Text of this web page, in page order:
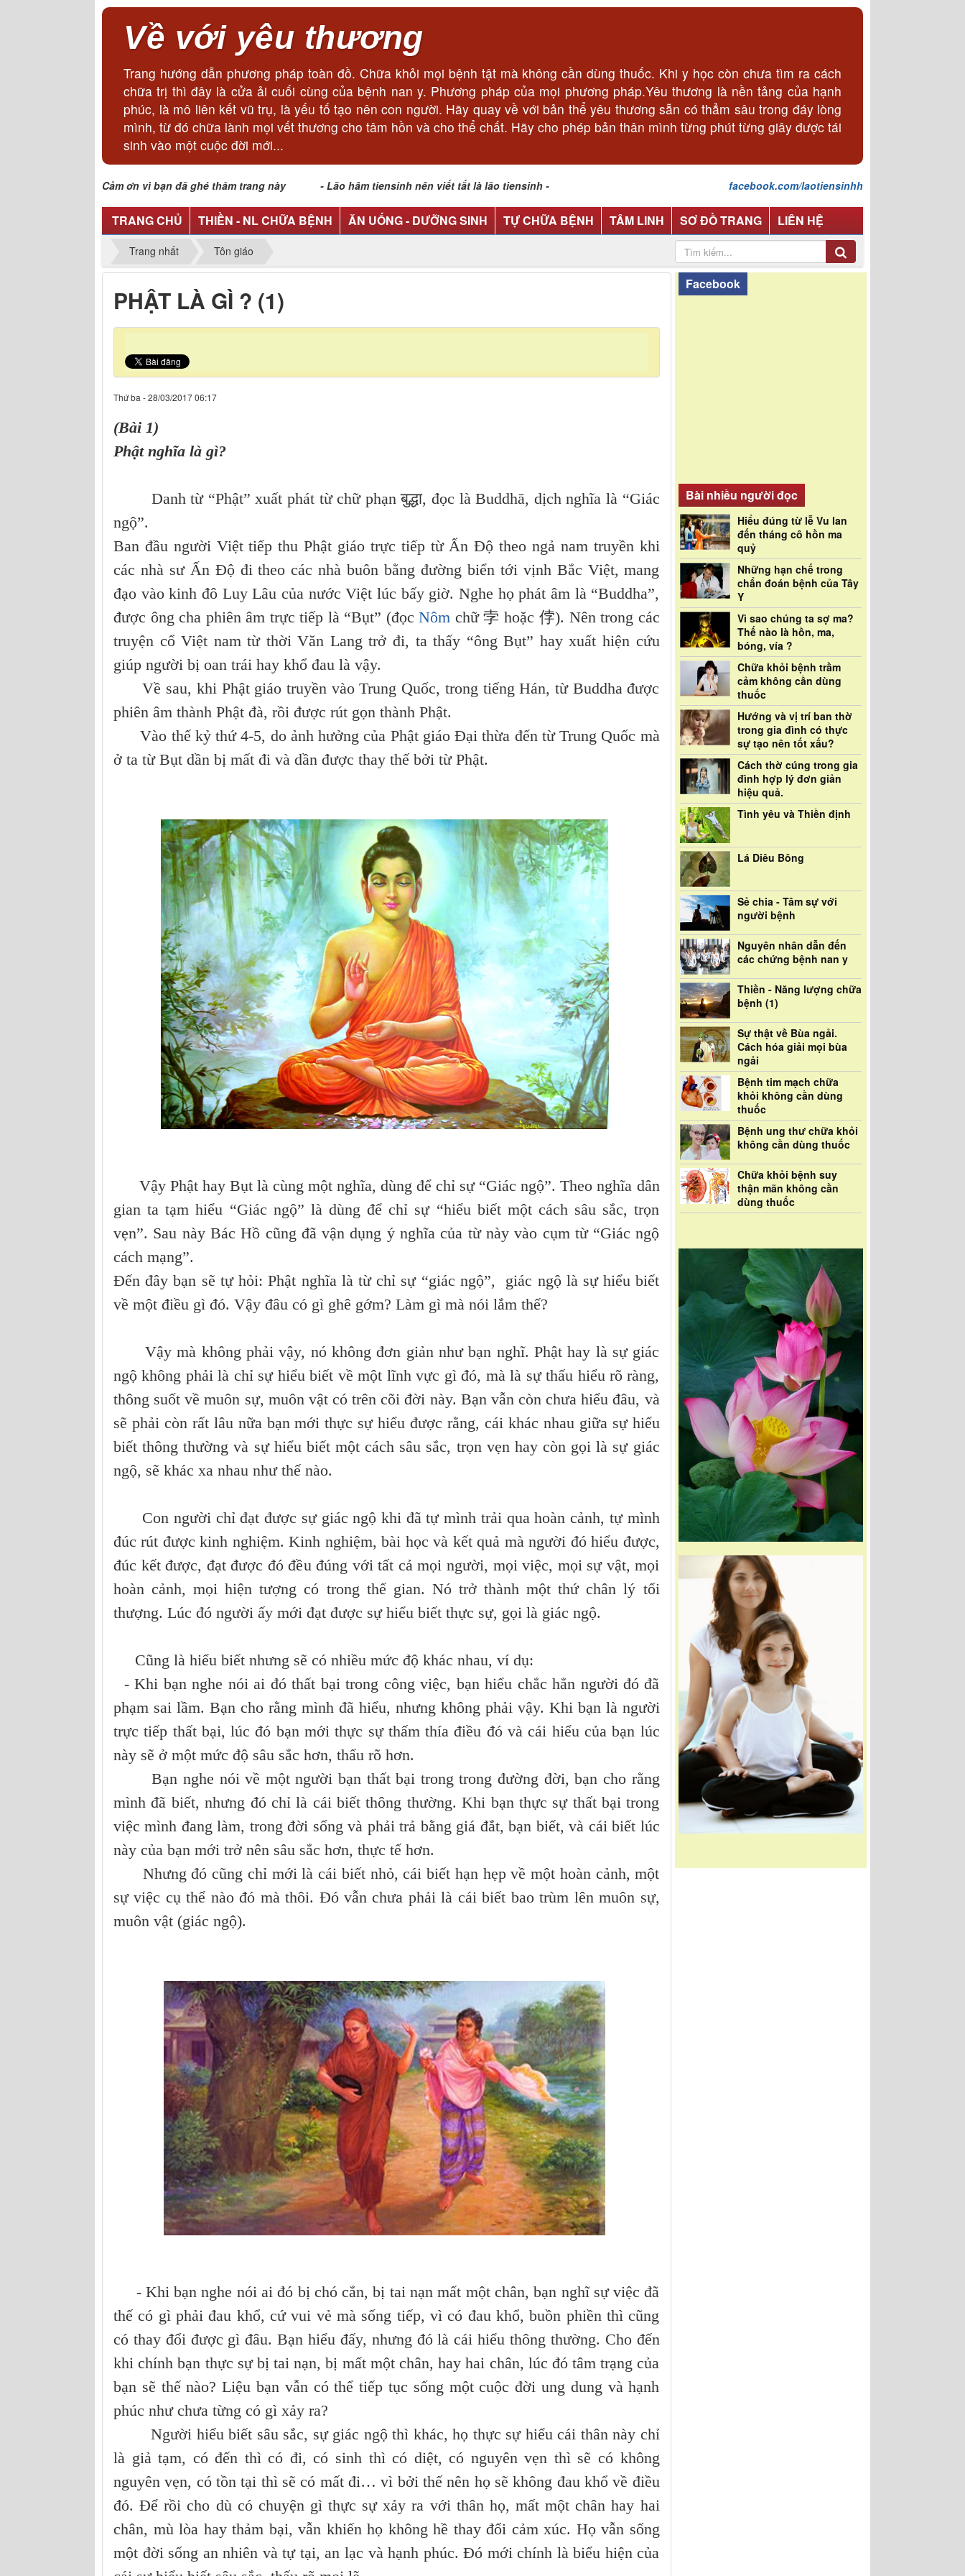
Về với yêu thương
Trang hướng dẫn phương pháp toàn đồ. Chữa khỏi mọi bệnh tật mà không cần dùng thuốc. Khi y học còn chưa tìm ra cách
chữa trị thì đây là cửa ải cuối cùng của bệnh nan y. Phương pháp của mọi phương pháp.Yêu thương là nền tảng của hạnh
phúc, là mô liên kết vũ trụ, là yếu tố tạo nên con người. Hãy quay về với bản thể yêu thương sẵn có thẳm sâu trong đáy lòng
mình, từ đó chữa lành mọi vết thương cho tâm hồn và cho thể chất. Hãy cho phép bản thân mình từng phút từng giây được tái
sinh vào một cuộc đời mới...
Cảm ơn vì bạn đã ghé thăm trang này - Lão hâm tiensinh nên viết tắt là lão tiensinh - facebook.com/laotiensinhh
TRANG CHỦ THIỀN - NL CHỮA BỆNH ĂN UỐNG - DƯỠNG SINH TỰ CHỮA BỆNH TÂM LINH SƠ ĐỒ TRANG LIÊN HỆ
Trang nhất Tôn giáo
PHẬT LÀ GÌ ? (1)
Thứ ba - 28/03/2017 06:17
(Bài 1)
Phật nghĩa là gì?
Danh từ “Phật” xuất phát từ chữ phạn बुद्धा, đọc là Buddhā, dịch nghĩa là “Giác
ngộ”.
Ban đầu người Việt tiếp thu Phật giáo trực tiếp từ Ấn Độ theo ngả nam truyền khi
các nhà sư Ấn Độ đi theo các nhà buôn bằng đường biển tới vịnh Bắc Việt, mang
đạo vào kinh đô Luy Lâu của nước Việt lúc bấy giờ. Nghe họ phát âm là “Buddha”,
được ông cha phiên âm trực tiếp là “Bụt” (đọc Nôm chữ 孛 hoặc 侼). Nên trong các
truyện cổ Việt nam từ thời Văn Lang trở đi, ta thấy “ông Bụt” hay xuất hiện cứu
giúp người bị oan trái hay khổ đau là vậy.
Về sau, khi Phật giáo truyền vào Trung Quốc, trong tiếng Hán, từ Buddha được
phiên âm thành Phật đà, rồi được rút gọn thành Phật.
Vào thế kỷ thứ 4-5, do ảnh hưởng của Phật giáo Đại thừa đến từ Trung Quốc mà
ở ta từ Bụt dần bị mất đi và dần được thay thế bởi từ Phật.
Vậy Phật hay Bụt là cùng một nghĩa, dùng để chỉ sự “Giác ngộ”. Theo nghĩa dân
gian ta tạm hiểu “Giác ngộ” là dùng để chỉ sự “hiểu biết một cách sâu sắc, trọn
vẹn”. Sau này Bác Hồ cũng đã vận dụng ý nghĩa của từ này vào cụm từ “Giác ngộ
cách mạng”.
Đến đây bạn sẽ tự hỏi: Phật nghĩa là từ chỉ sự “giác ngộ”, giác ngộ là sự hiểu biết
về một điều gì đó. Vậy đâu có gì ghê gớm? Làm gì mà nói lắm thế?
Vậy mà không phải vậy, nó không đơn giản như bạn nghĩ. Phật hay là sự giác
ngộ không phải là chỉ sự hiểu biết về một lĩnh vực gì đó, mà là sự thấu hiểu rõ ràng,
thông suốt về muôn sự, muôn vật có trên cõi đời này. Bạn vẫn còn chưa hiểu đâu, và
sẽ phải còn rất lâu nữa bạn mới thực sự hiểu được rằng, cái khác nhau giữa sự hiểu
biết thông thường và sự hiểu biết một cách sâu sắc, trọn vẹn hay còn gọi là sự giác
ngộ, sẽ khác xa nhau như thế nào.
Con người chỉ đạt được sự giác ngộ khi đã tự mình trải qua hoàn cảnh, tự mình
đúc rút được kinh nghiệm. Kinh nghiệm, bài học và kết quả mà người đó hiểu được,
đúc kết được, đạt được đó đều đúng với tất cả mọi người, mọi việc, mọi sự vật, mọi
hoàn cảnh, mọi hiện tượng có trong thế gian. Nó trở thành một thứ chân lý tối
thượng. Lúc đó người ấy mới đạt được sự hiểu biết thực sự, gọi là giác ngộ.
Cũng là hiểu biết nhưng sẽ có nhiều mức độ khác nhau, ví dụ:
- Khi bạn nghe nói ai đó thất bại trong công việc, bạn hiểu chắc hẳn người đó đã
phạm sai lầm. Bạn cho rằng mình đã hiểu, nhưng không phải vậy. Khi bạn là người
trực tiếp thất bại, lúc đó bạn mới thực sự thấm thía điều đó và cái hiểu của bạn lúc
này sẽ ở một mức độ sâu sắc hơn, thấu rõ hơn.
Bạn nghe nói về một người bạn thất bại trong trong đường đời, bạn cho rằng
mình đã biết, nhưng đó chỉ là cái biết thông thường. Khi bạn thực sự thất bại trong
việc mình đang làm, trong đời sống và phải trả bằng giá đắt, bạn biết, và cái biết lúc
này của bạn mới trở nên sâu sắc hơn, thực tế hơn.
Nhưng đó cũng chỉ mới là cái biết nhỏ, cái biết hạn hẹp về một hoàn cảnh, một
sự việc cụ thể nào đó mà thôi. Đó vẫn chưa phải là cái biết bao trùm lên muôn sự,
muôn vật (giác ngộ).
- Khi bạn nghe nói ai đó bị chó cắn, bị tai nạn mất một chân, bạn nghĩ sự việc đã
thế có gì phải đau khổ, cứ vui vẻ mà sống tiếp, vì có đau khổ, buồn phiền thì cũng
có thay đổi được gì đâu. Bạn hiểu đấy, nhưng đó là cái hiểu thông thường. Cho đến
khi chính bạn thực sự bị tai nạn, bị mất một chân, hay hai chân, lúc đó tâm trạng của
bạn sẽ thế nào? Liệu bạn vẫn có thể tiếp tục sống một cuộc đời ung dung và hạnh
phúc như chưa từng có gì xảy ra?
Người hiểu biết sâu sắc, sự giác ngộ thì khác, họ thực sự hiểu cái thân này chỉ
là giả tạm, có đến thì có đi, có sinh thì có diệt, có nguyên vẹn thì sẽ có không
nguyên vẹn, có tồn tại thì sẽ có mất đi… vì bởi thế nên họ sẽ không đau khổ về điều
đó. Để rồi cho dù có chuyện gì thực sự xảy ra với thân họ, mất một chân hay hai
chân, mù lòa hay thảm bại, vẫn khiến họ không hề thay đổi cảm xúc. Họ vẫn sống
một đời sống an nhiên và tự tại, an lạc và hạnh phúc. Đó mới chính là biểu hiện của
Facebook
Bài nhiều người đọc
Hiểu đúng từ lễ Vu lan
đến tháng cô hồn ma
quỷ
Những hạn chế trong
chẩn đoán bệnh của Tây
Y
Vì sao chúng ta sợ ma?
Thế nào là hồn, ma,
bóng, vía ?
Chữa khỏi bệnh trầm
cảm không cần dùng
thuốc
Hướng và vị trí ban thờ
trong gia đình có thực
sự tạo nên tốt xấu?
Cách thờ cúng trong gia
đình hợp lý đơn giản
hiệu quả.
Tình yêu và Thiền định
Lá Diêu Bông
Sẻ chia - Tâm sự với
người bệnh
Nguyên nhân dẫn đến
các chứng bệnh nan y
Thiền - Năng lượng chữa
bệnh (1)
Sự thật về Bùa ngải.
Cách hóa giải mọi bùa
ngải
Bệnh tim mạch chữa
khỏi không cần dùng
thuốc
Bệnh ung thư chữa khỏi
không cần dùng thuốc
Chữa khỏi bệnh suy
thận mãn không cần
dùng thuốc